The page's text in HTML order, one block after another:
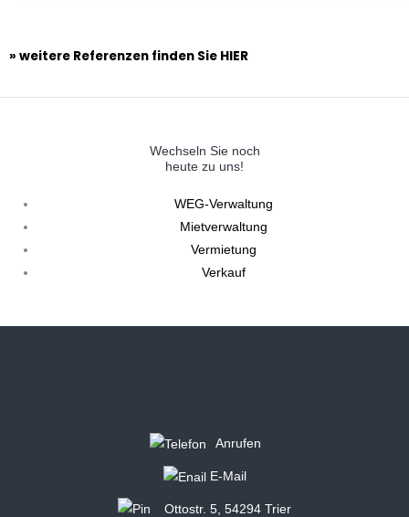
» weitere Referenzen finden Sie HIER
Wechseln Sie noch
heute zu uns!
WEG-Verwaltung
Mietverwaltung
Vermietung
Verkauf
Anrufen
E-Mail
Ottostr. 5, 54294 Trier